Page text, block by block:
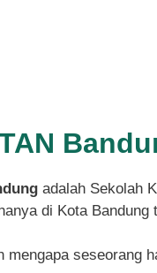
adalah Sekolah
di Kota
mengapa seseorang